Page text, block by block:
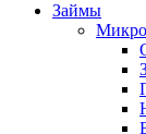
Займы